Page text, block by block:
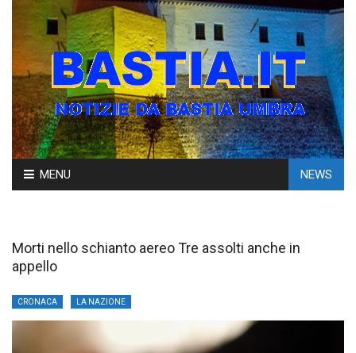
Skip
to
MENU NEWS
Morti nello schianto aereo Tre assolti anche in
appello
CRONACA LA NAZIONE